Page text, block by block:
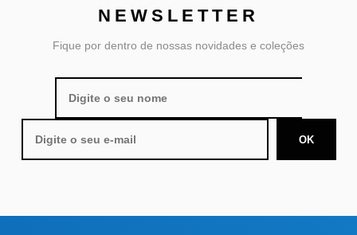
NEWSLETTER
Fique por dentro de nossas novidades e coleções